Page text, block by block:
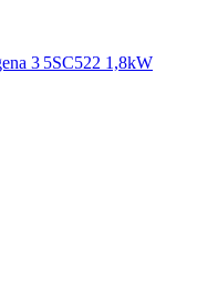
3 5SC522 1,8kW